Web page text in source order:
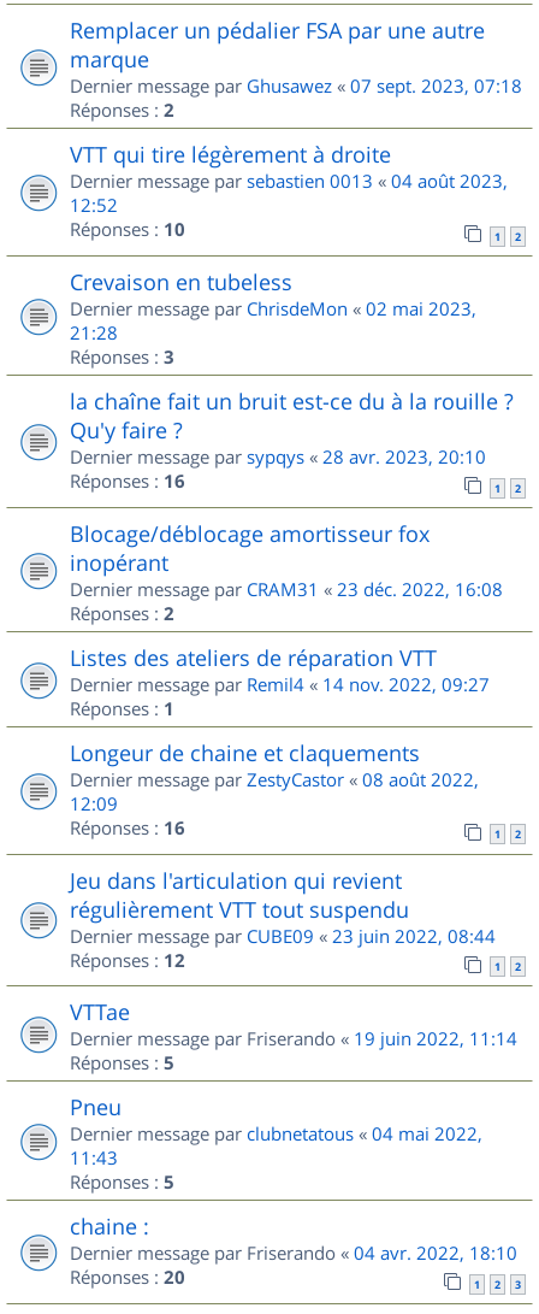
Remplacer un pédalier FSA par une autre
marque
Dernier message par Ghusawez « 07 sept. 2023, 07:18
Réponses : 2
VTT qui tire légèrement à droite
Dernier message par sebastien 0013 « 04 août 2023,
12:52
Réponses : 10 1 2
Crevaison en tubeless
Dernier message par ChrisdeMon « 02 mai 2023,
21:28
Réponses : 3
la chaîne fait un bruit est-ce du à la rouille ?
Qu'y faire ?
Dernier message par sypqys « 28 avr. 2023, 20:10
Réponses : 16 1 2
Blocage/déblocage amortisseur fox
inopérant
Dernier message par CRAM31 « 23 déc. 2022, 16:08
Réponses : 2
Listes des ateliers de réparation VTT
Dernier message par Remil4 « 14 nov. 2022, 09:27
Réponses : 1
Longeur de chaine et claquements
Dernier message par ZestyCastor « 08 août 2022,
12:09
Réponses : 16 1 2
Jeu dans l'articulation qui revient
régulièrement VTT tout suspendu
Dernier message par CUBE09 « 23 juin 2022, 08:44
Réponses : 12 1 2
VTTae
Dernier message par Friserando « 19 juin 2022, 11:14
Réponses : 5
Pneu
Dernier message par clubnetatous « 04 mai 2022,
11:43
Réponses : 5
chaine :
Dernier message par Friserando « 04 avr. 2022, 18:10
Réponses : 20 1 2 3